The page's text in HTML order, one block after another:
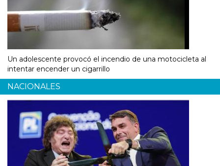
Un adolescente provocó el incendio de una motocicleta al
intentar encender un cigarrillo
NACIONALES